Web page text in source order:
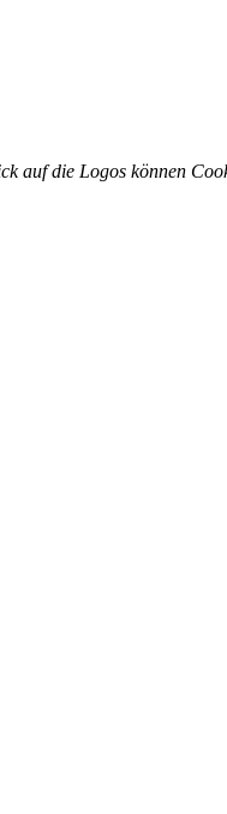
auf die Logos können